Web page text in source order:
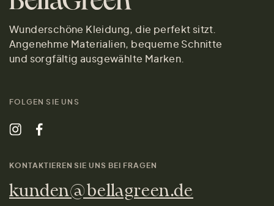
Wunderschöne Kleidung, die perfekt sitzt.
Angenehme Materialien, bequeme Schnitte
und sorgfältig ausgewählte Marken.
FOLGEN SIE UNS
KONTAKTIEREN SIE UNS BEI FRAGEN
kunden@bellagreen.de